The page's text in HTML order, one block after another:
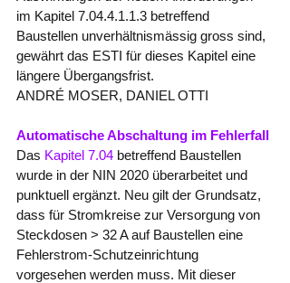
im Kapitel 7.04.4.1.1.3 betreffend
Baustellen unverhältnismässig gross sind,
gewährt das ESTI für dieses Kapitel eine
längere Übergangsfrist.
ANDRÉ MOSER, DANIEL OTTI
Automatische Abschaltung im Fehlerfall
Das Kapitel 7.04 betreffend Baustellen
wurde in der NIN 2020 überarbeitet und
punktuell ergänzt. Neu gilt der Grundsatz,
dass für Stromkreise zur Versorgung von
Steckdosen > 32 A auf Baustellen eine
Fehlerstrom-Schutzeinrichtung
vorgesehen werden muss. Mit dieser